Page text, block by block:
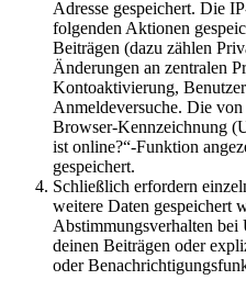
Adresse gespeichert. Die
folgenden Aktionen
Beiträgen (dazu zählen
Änderungen an zentralen
Kontoaktivierung,
Anmeldeversuche. Die
Browser-Kennzeichnung
ist online?“-Funktion
gespeichert.
Schließlich erfordern
weitere Daten gespeichert
Abstimmungsverhalten bei
deinen Beiträgen oder
oder